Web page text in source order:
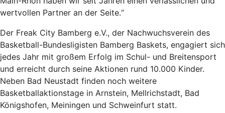
wertvollen Partner an der Seite.“
Der Freak City Bamberg e.V., der Nachwuchsverein des
Basketball-Bundesligisten Bamberg Baskets, engagiert sich
jedes Jahr mit großem Erfolg im Schul- und Breitensport
und erreicht durch seine Aktionen rund 10.000 Kinder.
Neben Bad Neustadt finden noch weitere
Basketballaktionstage in Arnstein, Mellrichstadt, Bad
Königshofen, Meiningen und Schweinfurt statt.